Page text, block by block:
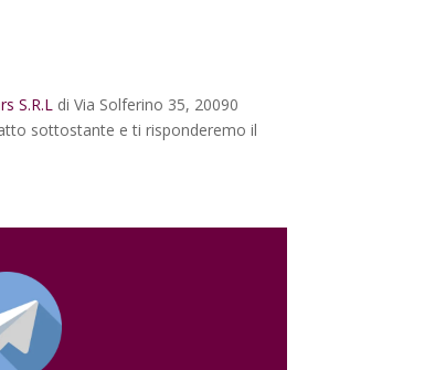
S.R.L di Via Solferino 35, 20090
sottostante e ti risponderemo il